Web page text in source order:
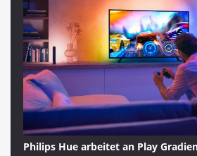
Philips Hue arbeitet an Play